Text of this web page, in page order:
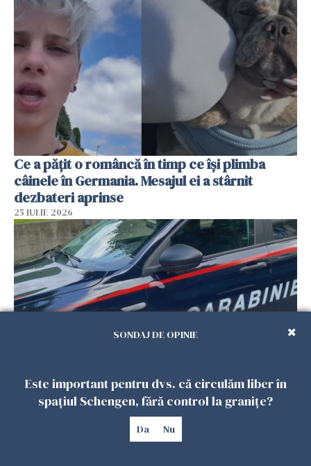
Ce a pățit o româncă în timp ce își plimba
câinele în Germania. Mesajul ei a stârnit
dezbateri aprinse
25 IULIE 2026
Româncă din Italia, acuzată că și-a lăsat copiii
singuri în casă pentru a merge la mall. Vecinii
SONDAJ DE OPINIE
Este important pentru dvs. că circulăm liber în
spațiul Schengen, fără control la granițe?
Da Nu